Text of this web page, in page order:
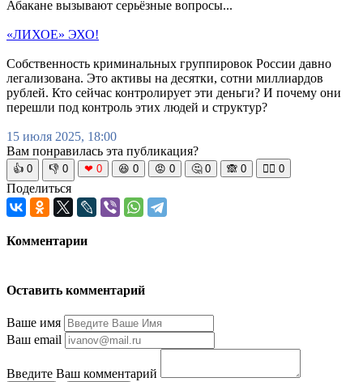
Абакане вызывают серьёзные вопросы...
«ЛИХОЕ» ЭХО!
Собственность криминальных группировок России давно
легализована. Это активы на десятки, сотни миллиардов
рублей. Кто сейчас контролирует эти деньги? И почему они
перешли под контроль этих людей и структур?
15 июля 2025, 18:00
Вам понравилась эта публикация?
👍 0 👎 0 ❤ 0 😆 0 😡 0 🤔 0 🙈 0 🧘‍♀️ 0
Поделиться
Комментарии
Оставить комментарий
Ваше имя
Ваш email
Введите Ваш комментарий